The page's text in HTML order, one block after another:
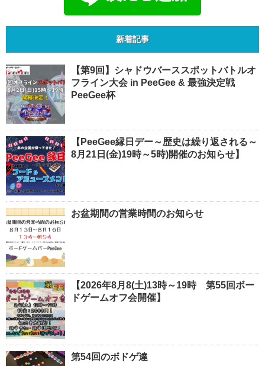
新着記事
【第9回】シャドウバーススポットバトルオ
フライン大会 in PeeGee & 最強決定戦
PeeGee杯
【PeeGee縁日デー～歴史は繰り返される～
8月21日(金)19時～5時)開催のお知らせ】
お盆期間の営業時間のお知らせ
【2026年8月8(土)13時～19時 第55回ボー
ドゲームオフ会開催】
第54回のボドゲ達